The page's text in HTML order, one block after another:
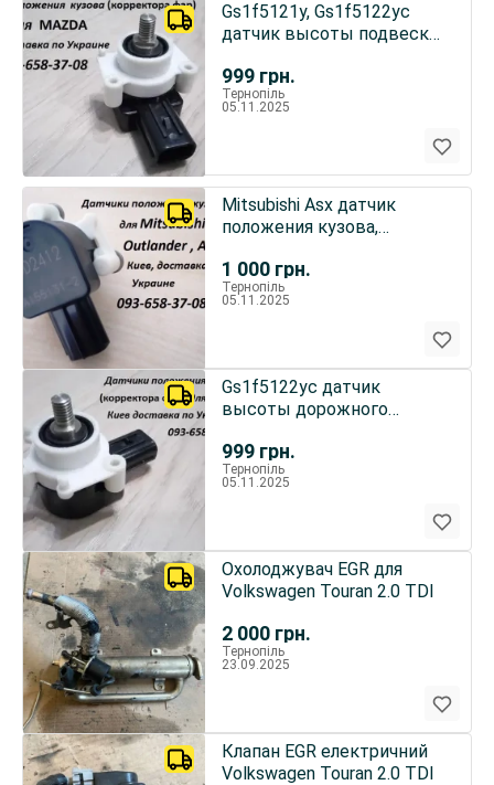
999 грн.
Gs1f5121y, Gs1f5122yc
датчик высоты подвески
Тернопіль
05.11.2025
1 000 грн.
Mitsubishi Asx датчик
положения кузова,
Тернопіль
05.11.2025
999 грн.
Gs1f5122yc датчик
высоты дорожного
Тернопіль
05.11.2025
2 000 грн.
Охолоджувач EGR для
Volkswagen Touran 2.0 TDI
Тернопіль
23.09.2025
Клапан EGR електричний
Volkswagen Touran 2.0 TDI